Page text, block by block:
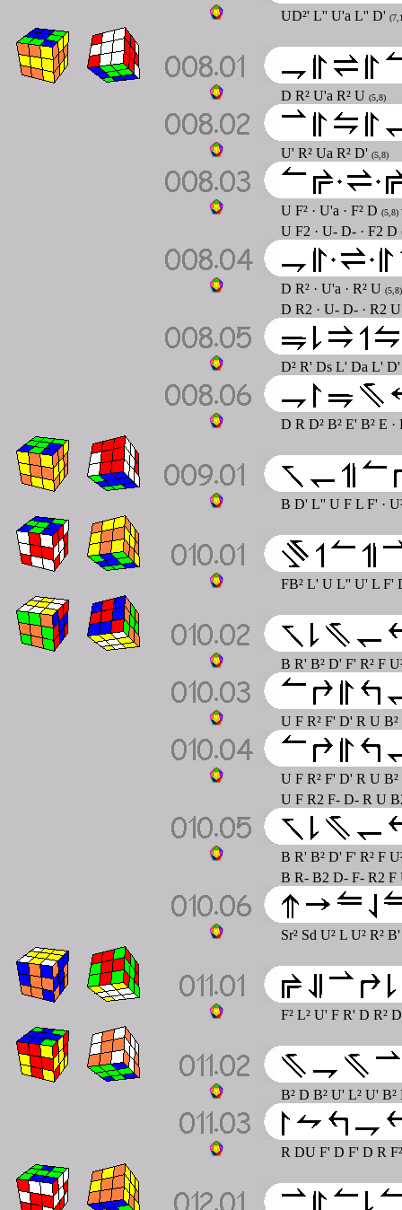
UD²' L'' U'a L'' D'
D R² U'a R² U (5,8)
U' R² Ua R² D' (5,8)
U F² · U'a · F² D (5,8)
U F2 · U- D- · F2
D R² · U'a · R² U
D R2 · U- D- · R2
D² R' Ds L' Da L'
D R D² B² E' B² E ·
B D' L'' U F L F' ·
FB² L' U L'' U' L F'
B R' B² D' F' R² F
U F R² F' D' R U
U F R² F' D' R U
U F R2 F- D- R U
B R' B² D' F' R² F
B R- B2 D- F- R2 F
Sr² Sd U² L U² R²
F² L² U' F R' D R²
B² D B² U' L² U'
R DU F' D F' D R